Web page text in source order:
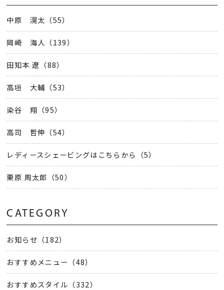
中原 滉太（55）
岡崎 海人（139）
田知本 遼（88）
高垣 大輔（53）
染谷 翔（95）
高司 哲伸（54）
レディースシェービングはこちらから（5）
栗原 周太郎（50）
CATEGORY
お知らせ（182）
おすすめメニュー（48）
おすすめスタイル（332）